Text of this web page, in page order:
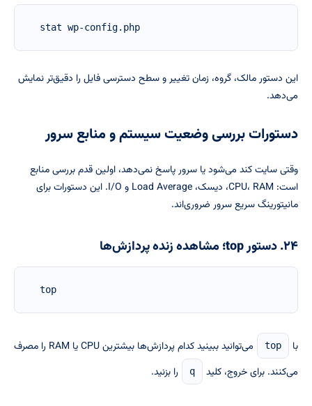
stat wp-config.php
این دستور مالک، گروه، زمان تغییر و سطح دسترسی فایل را دقیق‌تر نمایش
می‌دهد.
دستورات بررسی وضعیت سیستم و منابع سرور
وقتی سایت کند می‌شود یا سرور پاسخ نمی‌دهد، اولین قدم بررسی منابع
است: CPU، RAM، دیسک، Load Average و I/O. این دستورات برای
مانیتورینگ سریع سرور ضروری‌اند.
۲۴. دستور top؛ مشاهده زنده پردازش‌ها
top
با top
می‌توانید ببینید کدام پردازش‌ها بیشترین CPU یا RAM را مصرف
می‌کنند. برای خروج، کلید
q را بزنید.